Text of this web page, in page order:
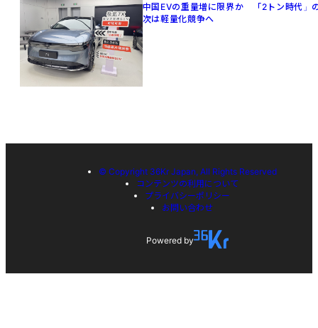
中国EVの重量増に限界か 「2トン時代」
次は軽量化競争へ
© Copyright 36Kr Japan, All Rights Reserved
コンテンツの利用について
プライバシーポリシー
お問い合わせ
Powered by